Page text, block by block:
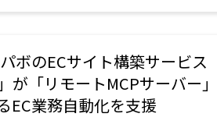
ボのECサイト構築サービス
が「リモートMCPサーバー
EC業務自動化を支援